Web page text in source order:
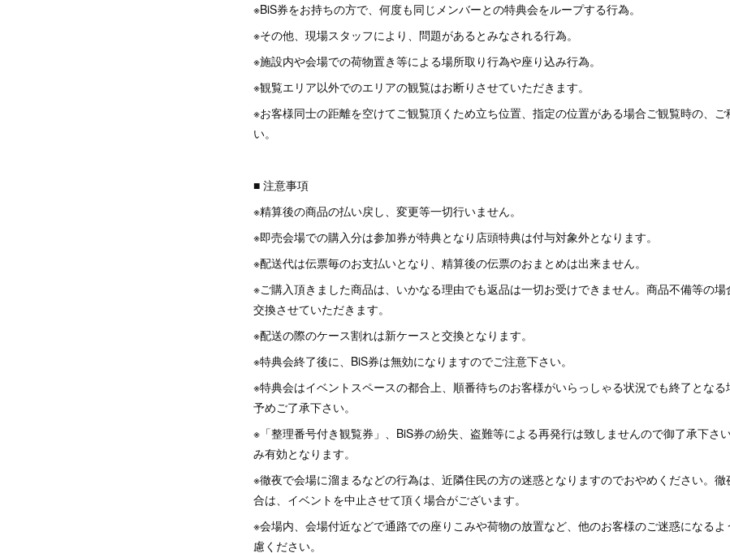
※BiS券をお持ちの方で、何度も同じメンバーとの特典会をループする行為。
※その他、現場スタッフにより、問題があるとみなされる行為。
※施設内や会場での荷物置き等による場所取り行為や座り込み行為。
※観覧エリア以外でのエリアの観覧はお断りさせていただきます。
※お客様同士の距離を空けてご観覧頂くため立ち位置、指定の位置がある場合ご観覧時の、ご
い。
■ 注意事項
※精算後の商品の払い戻し、変更等一切行いません。
※即売会場での購入分は参加券が特典となり店頭特典は付与対象外となります。
※配送代は伝票毎のお支払いとなり、精算後の伝票のおまとめは出来ません。
※ご購入頂きました商品は、いかなる理由でも返品は一切お受けできません。商品不備等の場
交換させていただきます。
※配送の際のケース割れは新ケースと交換となります。
※特典会終了後に、BiS券は無効になりますのでご注意下さい。
※特典会はイベントスペースの都合上、順番待ちのお客様がいらっしゃる状況でも終了となる
予めご了承下さい。
※「整理番号付き観覧券」、BiS券の紛失、盗難等による再発行は致しませんので御了承下さ
み有効となります。
※徹夜で会場に溜まるなどの行為は、近隣住民の方の迷惑となりますのでおやめください。
合は、イベントを中止させて頂く場合がございます。
※会場内、会場付近などで通路での座りこみや荷物の放置など、他のお客様のご迷惑になる
慮ください。